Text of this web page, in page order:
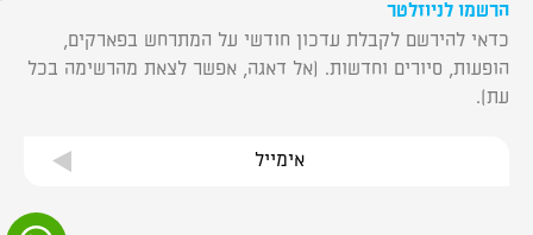
הרשמו לניוזלטר
כדאי להירשם לקבלת עדכון חודשי על המתרחש בפארקים,
הופעות, סיורים וחדשות. (אל דאגה, אפשר לצאת מהרשימה בכל
עת).
אימייל